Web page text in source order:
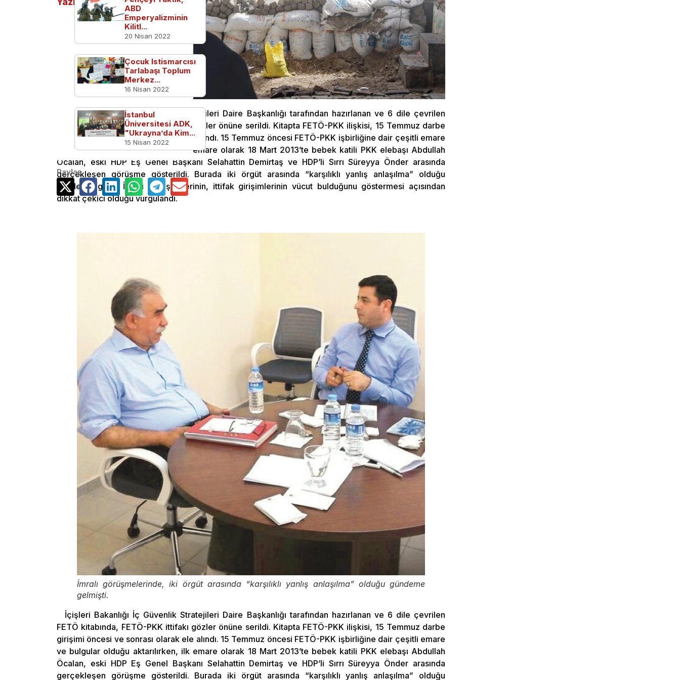
İçişleri Bakanlığı İç Güvenlik Stratejileri Daire Başkanlığı tarafından hazırlanan ve 6 dile çevrilen
FETÖ kitabında, FETÖ-PKK ittifakı gözler önüne serildi. Kitapta FETÖ-PKK ilişkisi, 15 Temmuz darbe
girişimi öncesi ve sonrası olarak ele alındı. 15 Temmuz öncesi FETÖ-PKK işbirliğine dair çeşitli emare
ve bulgular olduğu aktarılırken, ilk emare olarak 18 Mart 2013’te bebek katili PKK elebaşı Abdullah
Öcalan, eski HDP Eş Genel Başkanı Selahattin Demirtaş ve HDP’li Sırrı Süreyya Önder arasında
gerçekleşen görüşme gösterildi. Burada iki örgüt arasında “karşılıklı yanlış anlaşılma” olduğu
gündeme geldi. İmralı görüşmelerinin, ittifak girişimlerinin vücut bulduğunu göstermesi açısından
dikkat çekici olduğu vurgulandı.
İmralı görüşmelerinde, iki örgüt arasında “karşılıklı yanlış anlaşılma” olduğu gündeme
gelmişti.
İçişleri Bakanlığı İç Güvenlik Stratejileri Daire Başkanlığı tarafından hazırlanan ve 6 dile çevrilen
FETÖ kitabında, FETÖ-PKK ittifakı gözler önüne serildi. Kitapta FETÖ-PKK ilişkisi, 15 Temmuz darbe
girişimi öncesi ve sonrası olarak ele alındı. 15 Temmuz öncesi FETÖ-PKK işbirliğine dair çeşitli emare
ve bulgular olduğu aktarılırken, ilk emare olarak 18 Mart 2013’te bebek katili PKK elebaşı Abdullah
Öcalan, eski HDP Eş Genel Başkanı Selahattin Demirtaş ve HDP’li Sırrı Süreyya Önder arasında
gerçekleşen görüşme gösterildi. Burada iki örgüt arasında “karşılıklı yanlış anlaşılma” olduğu
Yazılar
ABD
Emperyalizminin
Kilitl...
20 Nisan 2022
Çocuk Istismarcısı
Tarlabaşı Toplum
Merkez...
16 Nisan 2022
İstanbul
Üniversitesi ADK,
"Ukrayna’da Kim...
15 Nisan 2022
Paylaş